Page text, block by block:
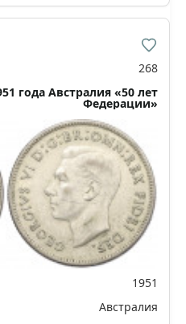
268
года Австралия «50 лет
Федерации»
1951
Австралия